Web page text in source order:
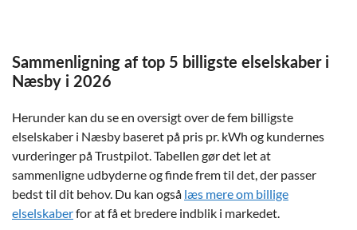
Sammenligning af top 5 billigste elselskaber i
Næsby i 2026
Herunder kan du se en oversigt over de fem billigste
elselskaber i Næsby baseret på pris pr. kWh og kundernes
vurderinger på Trustpilot. Tabellen gør det let at
sammenligne udbyderne og finde frem til det, der passer
bedst til dit behov. Du kan også læs mere om billige
elselskaberfor at få et bredere indblik i markedet.